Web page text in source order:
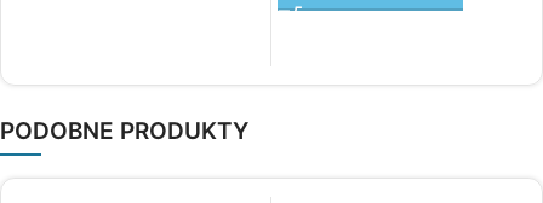
PODOBNE PRODUKTY